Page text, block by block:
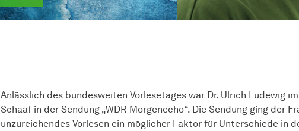
Anlässlich des bundesweiten Vorlesetages war Dr. Ulrich Ludewig
Schaaf in der Sendung „WDR Morgenecho“. Die Sendung ging der
unzureichendes Vorlesen ein möglicher Faktor für Unterschiede in